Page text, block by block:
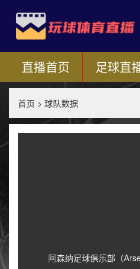
直播首页 足球直
首页 > 球队数据
阿森纳足球俱乐部（